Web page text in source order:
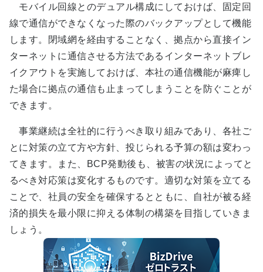
モバイル回線とのデュアル構成にしておけば、固定回
線で通信ができなくなった際のバックアップとして機能
します。閉域網を経由することなく、拠点から直接イン
ターネットに通信させる方法であるインターネットブレ
イクアウトを実施しておけば、本社の通信機能が麻痺し
た場合に拠点の通信も止まってしまうことを防ぐことが
できます。
事業継続は全社的に行うべき取り組みであり、各社ご
とに対策の立て方や方針、投じられる予算の額は変わっ
てきます。また、BCP発動後も、被害の状況によってと
るべき対応策は変化するものです。適切な対策を立てる
ことで、社員の安全を確保するとともに、自社が被る経
済的損失を最小限に抑える体制の構築を目指していきま
しょう。